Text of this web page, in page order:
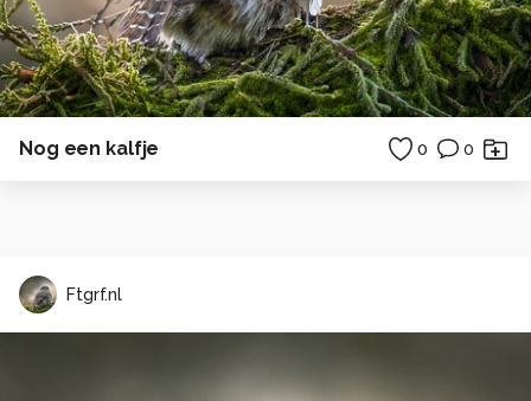
Nog een kalfje 0 0
Ftgrf.nl